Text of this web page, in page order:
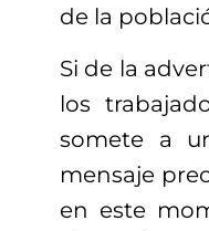
de la
Si de la
los
somete a
mensaje
en este